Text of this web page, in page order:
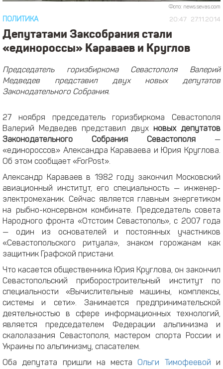
Фото: news.sevas.com
20:47 27.11.2014
ПОЛИТИКА
Депутатами Заксобрания стали
«единороссы» Караваев и Круглов
Председатель горизбиркома Севастополя Валерий
Медведев представил двух новых депутатов
Законодательного Собрания.
27 ноября председатель горизбиркома Севастополя
Валерий Медведев представил двух новых депутатов
Законодательного Собрания Севастополя —
«единороссов» Александра Караваева и Юрия Круглова.
Об этом сообщает «ForPost».
Александр Караваев в 1982 году закончил Московский
авиационный институт, его специальность — инженер-
электромеханик. Сейчас является главным энергетиком
на рыбно-консервном комбинате. Председатель совета
Народного фронта «Отстоим Севастополь», с 2007 года
— один из основателей и постоянных участников
«Севастопольского ритуала», знаком горожанам как
защитник Графской пристани.
Что касается общественника Юрия Круглова, он закончил
Севастопольский приборостроительный институт по
специальности «Вычислительные машины, комплексы,
системы и сети». Занимается предпринимательской
деятельностью в сфере информационных технологий,
является председателем Федерации альпинизма и
скалолазания Севастополя, мастером спорта России и
Украины по альпинизму, спасателем.
Оба депутата пришли на местаОльги Тимофеевой и